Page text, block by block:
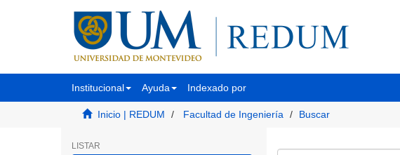
Institucional Ayuda Indexado por
Inicio | REDUM Facultad de Ingeniería Buscar
LISTAR